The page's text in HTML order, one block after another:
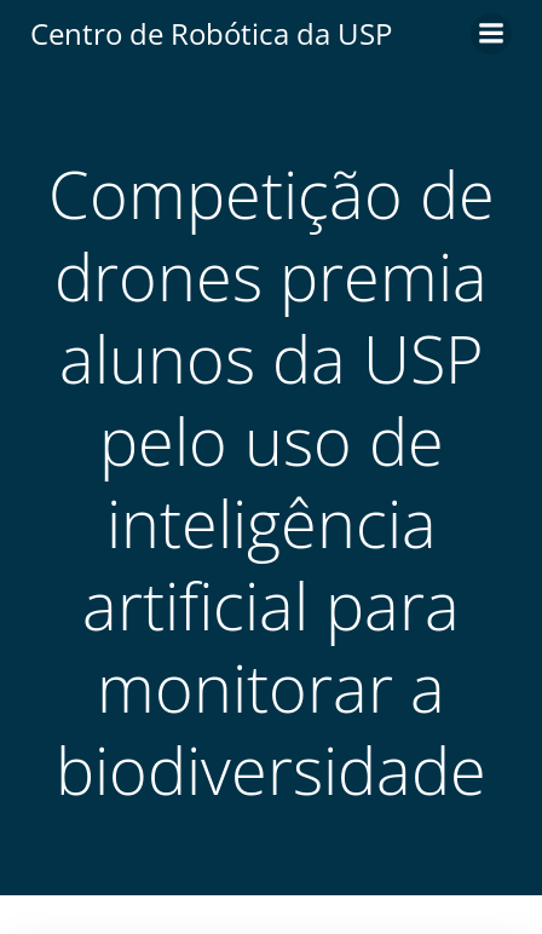
Centro de Robótica da USP
Competição de
drones premia
alunos da USP
pelo uso de
inteligência
artificial para
monitorar a
biodiversidade